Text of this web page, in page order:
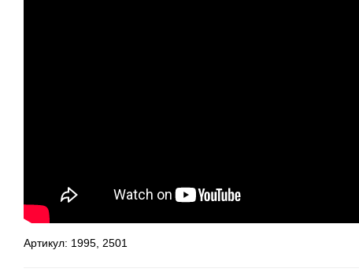
Артикул: 1995, 2501